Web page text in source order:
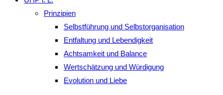
Prinzipien
Selbstführung und Selbstorganisation
Entfaltung und Lebendigkeit
Achtsamkeit und Balance
Wertschätzung und Würdigung
Evolution und Liebe